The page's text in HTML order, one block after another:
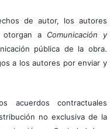
de autor, los autores
otorgan a Comunicación y
pública de la obra.
a los autores por enviar y
acuerdos contractuales
no exclusiva de la